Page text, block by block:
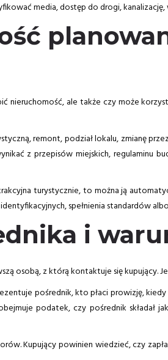
media, dostęp do drogi,
nieruchomość, ale także czy może
remont, podział lokalu, zmianę
z przepisów miejskich, regulaminu
turystycznie, to można ją
spełnienia standardów
i
osobą, z którą kontaktuje się kupujący.
pośrednik, kto płaci prowizję,
podatek, czy pośrednik
Kupujący powinien wiedzieć, czy